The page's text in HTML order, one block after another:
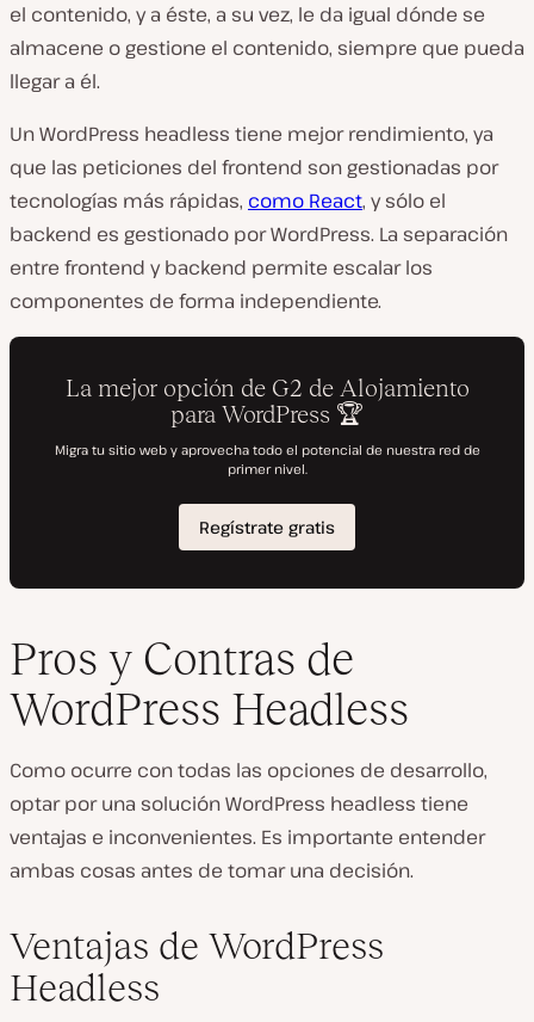
el contenido, y a éste, a su vez, le da igual dónde se
almacene o gestione el contenido, siempre que pueda
llegar a él.
Un WordPress headless tiene mejor rendimiento, ya
que las peticiones del frontend son gestionadas por
tecnologías más rápidas, como React, y sólo el
backend es gestionado por WordPress. La separación
entre frontend y backend permite escalar los
componentes de forma independiente.
Pros y Contras de
WordPress Headless
Como ocurre con todas las opciones de desarrollo,
optar por una solución WordPress headless tiene
ventajas e inconvenientes. Es importante entender
ambas cosas antes de tomar una decisión.
Ventajas de WordPress
Headless